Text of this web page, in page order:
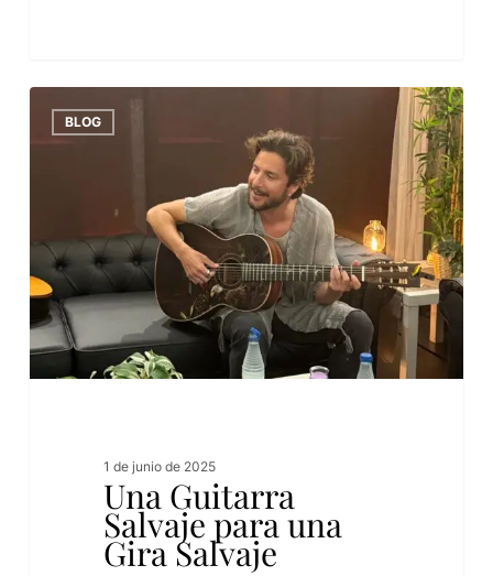
BLOG
1 de junio de 2025
Una Guitarra
Salvaje para una
Gira Salvaje